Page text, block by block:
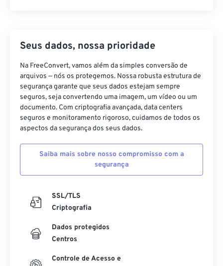
Seus dados, nossa prioridade
Na FreeConvert, vamos além da simples conversão de
arquivos — nós os protegemos. Nossa robusta estrutura de
segurança garante que seus dados estejam sempre
seguros, seja convertendo uma imagem, um vídeo ou um
documento. Com criptografia avançada, data centers
seguros e monitoramento rigoroso, cuidamos de todos os
aspectos da segurança dos seus dados.
Saiba mais sobre nosso compromisso com a
segurança
SSL/TLS
Criptografia
Dados protegidos
Centros
Controle de Acesso e